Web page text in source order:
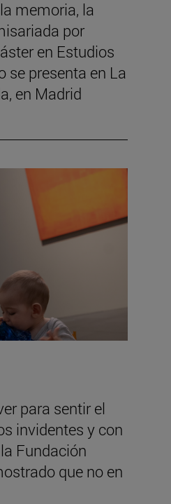
memoria, la
por
en Estudios
se presenta en La
en Madrid
para sentir el
invidentes y con
Fundación
que no en